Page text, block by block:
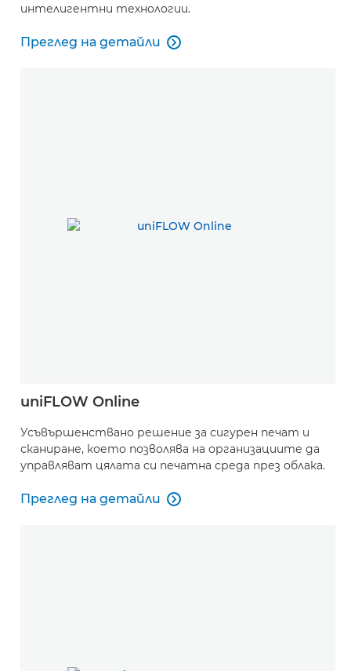
интелигентни технологии.
Преглед на детайли
Преглед на детайли

uniFLOW Online
Усъвършенствано решение за сигурен печат и
сканиране, което позволява на организациите да
управляват цялата си печатна среда през облака.
Преглед на детайли
Преглед на детайли
